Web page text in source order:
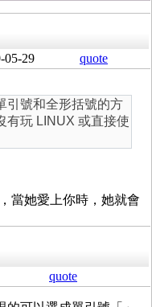
05-29 quote
引號和全形括號的方
有玩 LINUX 或直接使
當她愛上你時，她就會
quote